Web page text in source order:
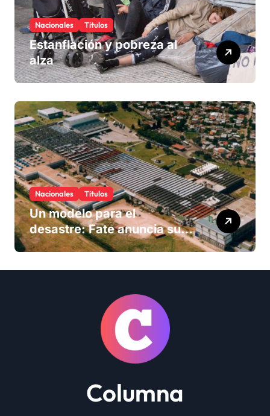
Nacionales Titulos
Estanflación y pobreza al
alza
Nacionales Titulos
Un modelo para el
desastre: Fate anuncia su
cierre definitivo y despide a
Columna